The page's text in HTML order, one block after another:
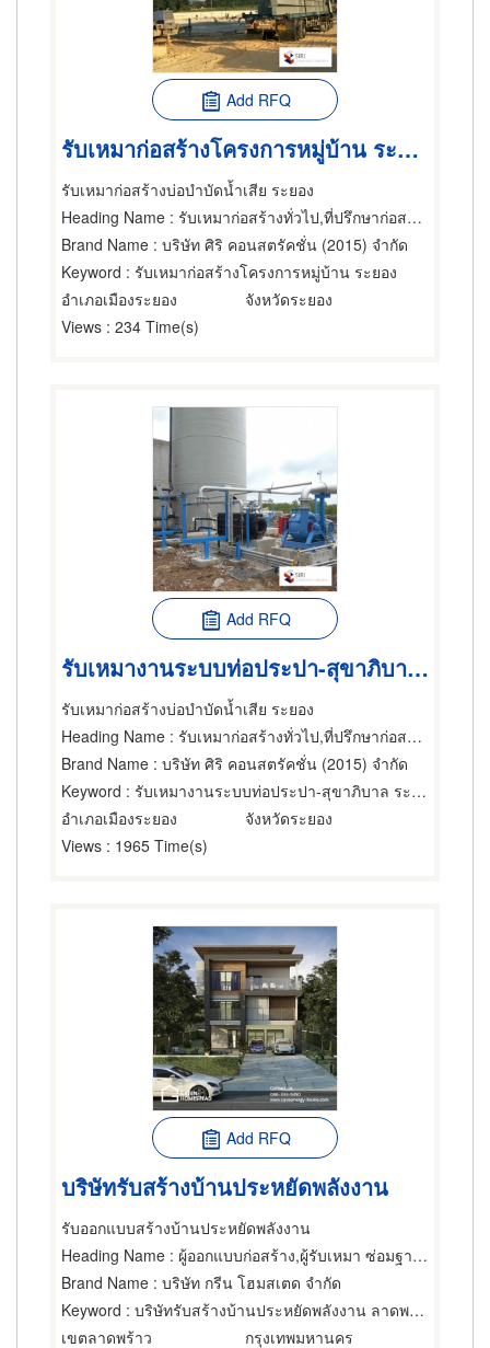
Add RFQ
รับเหมาก่อสร้างโครงการหมู่บ้าน ระยอง
รับเหมาก่อสร้างบ่อบำบัดน้ำเสีย ระยอง
Heading Name : รับเหมาก่อสร้างทั่วไป,ที่ปรึกษาก่อสร้าง,ผู้ออกแบบก่อสร้าง
Brand Name : บริษัท ศิริ คอนสตรัคชั่น (2015) จำกัด
Keyword : รับเหมาก่อสร้างโครงการหมู่บ้าน ระยอง
อำเภอเมืองระยอง
จังหวัดระยอง
Views : 234 Time(s)
Add RFQ
รับเหมางานระบบท่อประปา-สุขาภิบาล ระยอง
รับเหมาก่อสร้างบ่อบำบัดน้ำเสีย ระยอง
Heading Name : รับเหมาก่อสร้างทั่วไป,ที่ปรึกษาก่อสร้าง,ผู้ออกแบบก่อสร้าง
Brand Name : บริษัท ศิริ คอนสตรัคชั่น (2015) จำกัด
Keyword : รับเหมางานระบบท่อประปา-สุขาภิบาล ระยอง
อำเภอเมืองระยอง
จังหวัดระยอง
Views : 1965 Time(s)
Add RFQ
บริษัทรับสร้างบ้านประหยัดพลังงาน
รับออกแบบสร้างบ้านประหยัดพลังงาน
Heading Name : ผู้ออกแบบก่อสร้าง,ผู้รับเหมา ซ่อมฐานรากและโครงสร้างก่อสร้าง,วิศวกรโครงสร้าง
Brand Name : บริษัท กรีน โฮมสเตด จำกัด
Keyword : บริษัทรับสร้างบ้านประหยัดพลังงาน ลาดพร้าว
เขตลาดพร้าว
กรุงเทพมหานคร